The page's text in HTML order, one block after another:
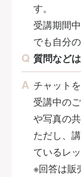
す。
受講期間
でも自分
質問など
チャット
受講中の
や写真の
ただし、
ているレ
※回答は販